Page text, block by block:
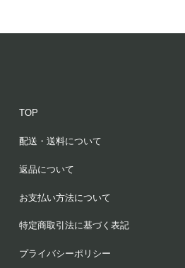
TOP
配送・送料について
返品について
お支払い方法について
特定商取引法に基づく表記
プライバシーポリシー